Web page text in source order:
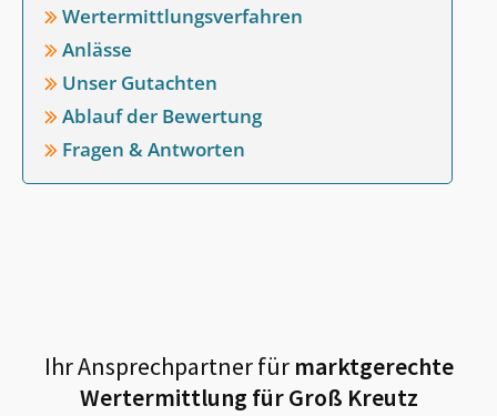
Wertermittlungsverfahren
Anlässe
Unser Gutachten
Ablauf der Bewertung
Fragen & Antworten
Ihr Ansprechpartner fürmarktgerechte
Wertermittlung fürGroß Kreutz